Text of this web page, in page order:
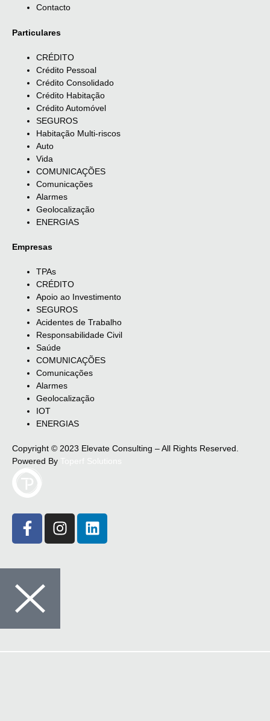
Contacto
Particulares
CRÉDITO
Crédito Pessoal
Crédito Consolidado
Crédito Habitação
Crédito Automóvel
SEGUROS
Habitação Multi-riscos
Auto
Vida
COMUNICAÇÕES
Comunicações
Alarmes
Geolocalização
ENERGIAS
Empresas
TPAs
CRÉDITO
Apoio ao Investimento
SEGUROS
Acidentes de Trabalho
Responsabilidade Civil
Saúde
COMUNICAÇÕES
Comunicações
Alarmes
Geolocalização
IOT
ENERGIAS
Copyright © 2023 Elevate Consulting – All Rights Reserved.
Powered By